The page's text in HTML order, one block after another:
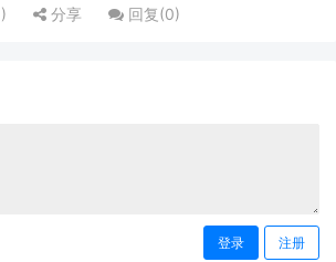
) 分享 回复(0)
登录 注册